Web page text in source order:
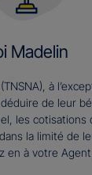
Madelin
à
de leur
les cotisations
la limité de
en à votre